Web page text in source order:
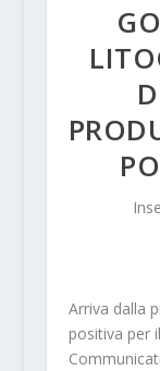
Arriva dalla
positiva per